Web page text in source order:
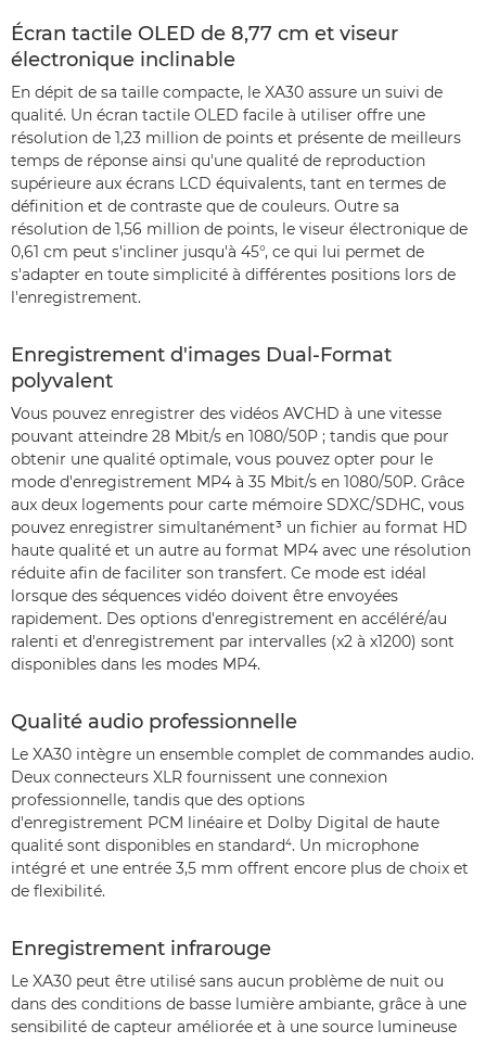
Écran tactile OLED de 8,77 cm et viseur
électronique inclinable
En dépit de sa taille compacte, le XA30 assure un suivi de
qualité. Un écran tactile OLED facile à utiliser offre une
résolution de 1,23 million de points et présente de meilleurs
temps de réponse ainsi qu'une qualité de reproduction
supérieure aux écrans LCD équivalents, tant en termes de
définition et de contraste que de couleurs. Outre sa
résolution de 1,56 million de points, le viseur électronique de
0,61 cm peut s'incliner jusqu'à 45°, ce qui lui permet de
s'adapter en toute simplicité à différentes positions lors de
l'enregistrement.
Enregistrement d'images Dual-Format
polyvalent
Vous pouvez enregistrer des vidéos AVCHD à une vitesse
pouvant atteindre 28 Mbit/s en 1080/50P ; tandis que pour
obtenir une qualité optimale, vous pouvez opter pour le
mode d'enregistrement MP4 à 35 Mbit/s en 1080/50P. Grâce
aux deux logements pour carte mémoire SDXC/SDHC, vous
pouvez enregistrer simultanément³ un fichier au format HD
haute qualité et un autre au format MP4 avec une résolution
réduite afin de faciliter son transfert. Ce mode est idéal
lorsque des séquences vidéo doivent être envoyées
rapidement. Des options d'enregistrement en accéléré/au
ralenti et d'enregistrement par intervalles (x2 à x1200) sont
disponibles dans les modes MP4.
Qualité audio professionnelle
Le XA30 intègre un ensemble complet de commandes audio.
Deux connecteurs XLR fournissent une connexion
professionnelle, tandis que des options
d'enregistrement PCM linéaire et Dolby Digital de haute
qualité sont disponibles en standard⁴. Un microphone
intégré et une entrée 3,5 mm offrent encore plus de choix et
de flexibilité.
Enregistrement infrarouge
Le XA30 peut être utilisé sans aucun problème de nuit ou
dans des conditions de basse lumière ambiante, grâce à une
sensibilité de capteur améliorée et à une source lumineuse